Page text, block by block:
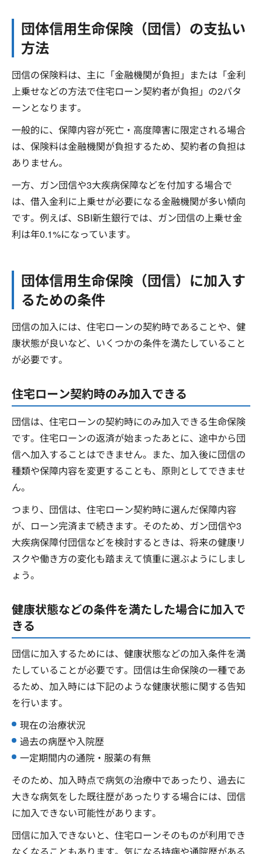
団体信用生命保険（団信）の支払い
方法
団信の保険料は、主に「金融機関が負担」または「金利
上乗せなどの方法で住宅ローン契約者が負担」の2パタ
ーンとなります。
一般的に、保障内容が死亡・高度障害に限定される場合
は、保険料は金融機関が負担するため、契約者の負担は
ありません。
一方、ガン団信や3大疾病保障などを付加する場合で
は、借入金利に上乗せが必要になる金融機関が多い傾向
です。例えば、SBI新生銀行では、ガン団信の上乗せ金
利は年0.1%になっています。
団体信用生命保険（団信）に加入す
るための条件
団信の加入には、住宅ローンの契約時であることや、健
康状態が良いなど、いくつかの条件を満たしていること
が必要です。
住宅ローン契約時のみ加入できる
団信は、住宅ローンの契約時にのみ加入できる生命保険
です。住宅ローンの返済が始まったあとに、途中から団
信へ加入することはできません。また、加入後に団信の
種類や保障内容を変更することも、原則としてできませ
ん。
つまり、団信は、住宅ローン契約時に選んだ保障内容
が、ローン完済まで続きます。そのため、ガン団信や3
大疾病保障付団信などを検討するときは、将来の健康リ
スクや働き方の変化も踏まえて慎重に選ぶようにしまし
ょう。
健康状態などの条件を満たした場合に加入で
きる
団信に加入するためには、健康状態などの加入条件を満
たしていることが必要です。団信は生命保険の一種であ
るため、加入時には下記のような健康状態に関する告知
を行います。
現在の治療状況
過去の病歴や入院歴
一定期間内の通院・服薬の有無
そのため、加入時点で病気の治療中であったり、過去に
大きな病気をした既往歴があったりする場合には、団信
に加入できない可能性があります。
団信に加入できないと、住宅ローンそのものが利用でき